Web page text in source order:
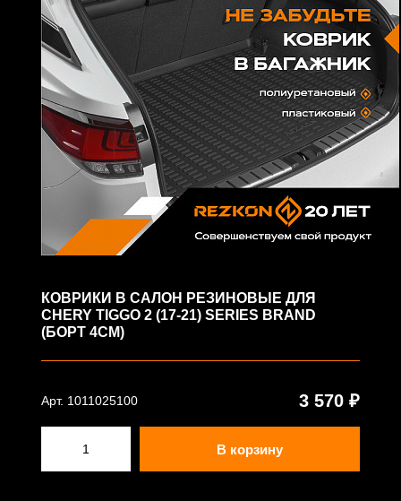
КОВРИКИ В САЛОН РЕЗИНОВЫЕ ДЛЯ
CHERY TIGGO 2 (17-21) SERIES BRAND
(БОРТ 4СМ)
Арт. 1011025100 3 570 ₽
В корзину